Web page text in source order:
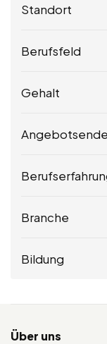
Standort
Berufsfeld
Gehalt
Angebotsende
Branche
Bildung
Über uns